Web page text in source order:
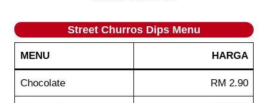
Street Churros Dips Menu
MENU HARGA
Chocolate RM 2.90